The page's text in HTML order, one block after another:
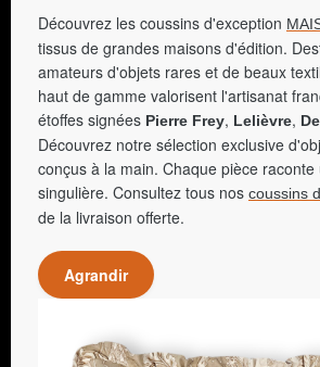
Découvrez les coussins d'exception
tissus de grandes maisons d'édition.
amateurs d'objets rares et de beaux
haut de gamme valorisent l'artisanat
étoffes signées Pierre Frey, Lelièvre,
Découvrez notre sélection exclusive
conçus à la main. Chaque pièce
singulière. Consultez tous nos coussins
de la livraison offerte.
Agrandir